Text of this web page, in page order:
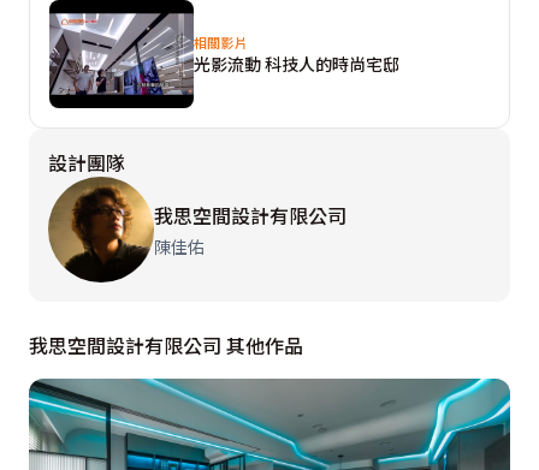
本案的另一個看點，則是空間的格局配置，有別於一般制
式的設計手法，陳佳佑設計師透過旋轉電視柱為場域中心
點，向四周場域發展出客廳、餐廳、書房和臥榻區，讓空
間更加寬敞，居住者也能享受隨興不受拘束的生活感。
相關影片
光影流動 科技人的時尚宅邸
設計團隊
我思空間設計有限公司
陳佳佑
我思空間設計有限公司 其他作品